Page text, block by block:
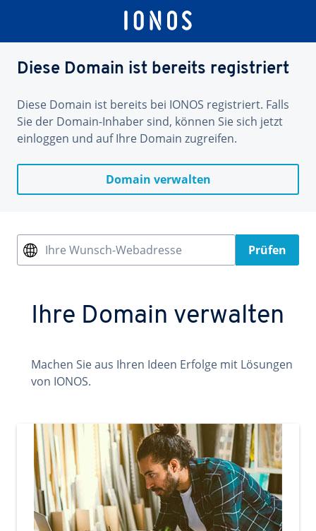
Diese Domain ist bereits registriert
Diese Domain ist bereits bei IONOS registriert. Falls
Sie der Domain-Inhaber sind, können Sie sich jetzt
einloggen und auf Ihre Domain zugreifen.
Domain verwalten
Ihre Wunsch-Webadresse Prüfen
Ihre Domain verwalten
Machen Sie aus Ihren Ideen Erfolge mit Lösungen
von IONOS.